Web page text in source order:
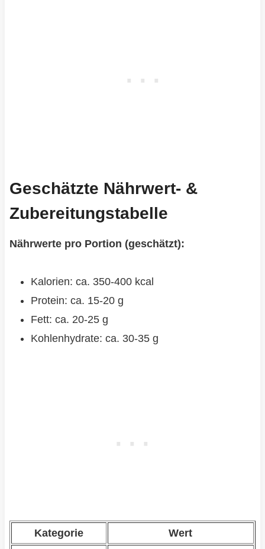
Geschätzte Nährwert- &
Zubereitungstabelle
Nährwerte pro Portion (geschätzt):
Kalorien: ca. 350-400 kcal
Protein: ca. 15-20 g
Fett: ca. 20-25 g
Kohlenhydrate: ca. 30-35 g
Kategorie
Wert